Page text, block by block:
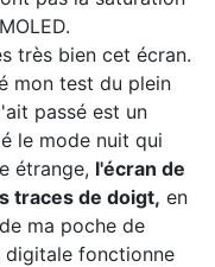
très bien cet écran.
mon test du plein
passé est un
le mode nuit qui
étrange, l'écran de
traces de doigt, en
ma poche de
digitale fonctionne